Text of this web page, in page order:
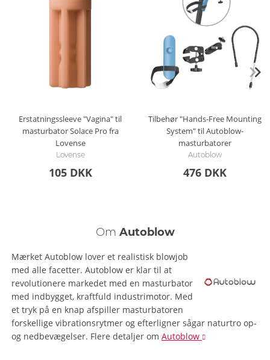
Erstatningssleeve "Vagina" til
masturbator Solace Pro fra
Lovense
Lovense
105 DKK
Tilbehør "Hands-Free Mounting
System" til Autoblow-
masturbatorer
Autoblow
476 DKK
Om Autoblow
Mærket Autoblow lover et realistisk blowjob
med alle facetter. Autoblow er klar til at
revolutionere markedet med en masturbator
med indbygget, kraftfuld industrimotor. Med
et tryk på en knap afspiller masturbatoren
forskellige vibrationsrytmer og efterligner sågar naturtro op-
og nedbevægelser. Flere detaljer om Autoblow